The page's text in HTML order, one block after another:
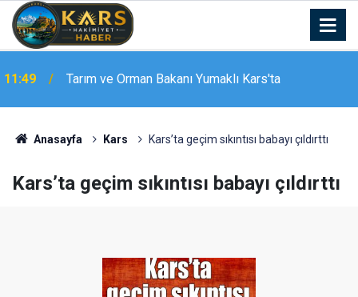
11:49 Tarım ve Orman Bakanı Yumaklı Kars'ta
11:49
huzurun, istikrarın, ekonominin güçlendiği bir Türkiye
kurmak istiyoruz"
Anasayfa Kars Kars’ta geçim sıkıntısı babayı çıldırttı
Kars’ta geçim sıkıntısı babayı çıldırttı